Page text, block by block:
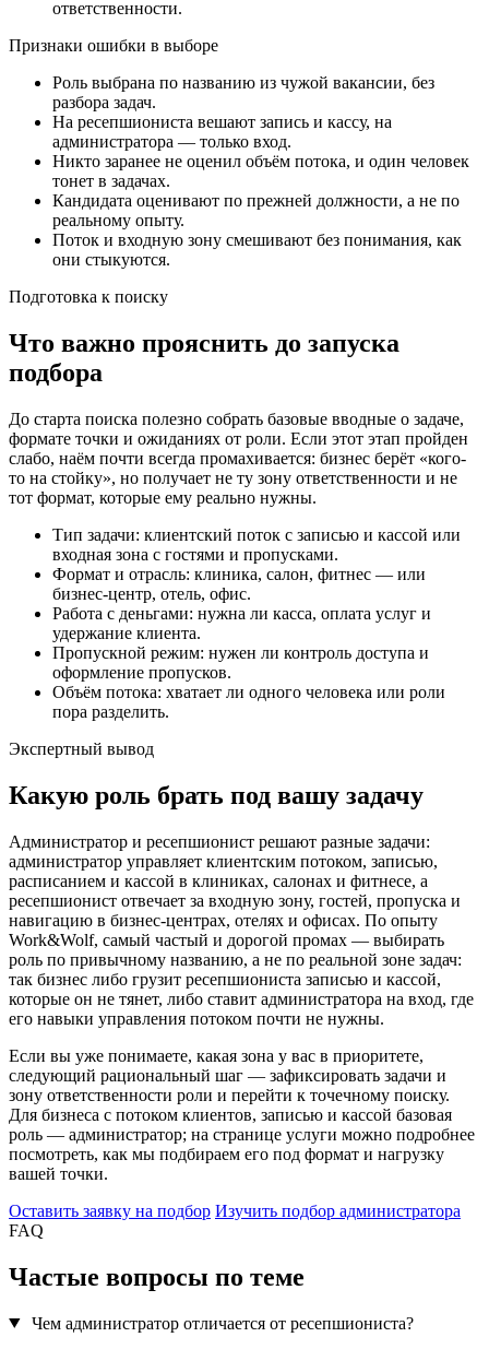
ответственности.
Признаки ошибки в выборе
Роль выбрана по названию из чужой вакансии, без
разбора задач.
На ресепшиониста вешают запись и кассу, на
администратора — только вход.
Никто заранее не оценил объём потока, и один человек
тонет в задачах.
Кандидата оценивают по прежней должности, а не по
реальному опыту.
Поток и входную зону смешивают без понимания, как
они стыкуются.
Подготовка к поиску
Что важно прояснить до запуска
подбора
До старта поиска полезно собрать базовые вводные о задаче,
формате точки и ожиданиях от роли. Если этот этап пройден
слабо, наём почти всегда промахивается: бизнес берёт «кого-
то на стойку», но получает не ту зону ответственности и не
тот формат, которые ему реально нужны.
Тип задачи: клиентский поток с записью и кассой или
входная зона с гостями и пропусками.
Формат и отрасль: клиника, салон, фитнес — или
бизнес-центр, отель, офис.
Работа с деньгами: нужна ли касса, оплата услуг и
удержание клиента.
Пропускной режим: нужен ли контроль доступа и
оформление пропусков.
Объём потока: хватает ли одного человека или роли
пора разделить.
Экспертный вывод
Какую роль брать под вашу задачу
Администратор и ресепшионист решают разные задачи:
администратор управляет клиентским потоком, записью,
расписанием и кассой в клиниках, салонах и фитнесе, а
ресепшионист отвечает за входную зону, гостей, пропуска и
навигацию в бизнес-центрах, отелях и офисах. По опыту
Work&Wolf, самый частый и дорогой промах — выбирать
роль по привычному названию, а не по реальной зоне задач:
так бизнес либо грузит ресепшиониста записью и кассой,
которые он не тянет, либо ставит администратора на вход, где
его навыки управления потоком почти не нужны.
Если вы уже понимаете, какая зона у вас в приоритете,
следующий рациональный шаг — зафиксировать задачи и
зону ответственности роли и перейти к точечному поиску.
Для бизнеса с потоком клиентов, записью и кассой базовая
роль — администратор; на странице услуги можно подробнее
посмотреть, как мы подбираем его под формат и нагрузку
вашей точки.
Оставить заявку на подбор Изучить подбор администратора
FAQ
Частые вопросы по теме
Чем администратор отличается от ресепшиониста?